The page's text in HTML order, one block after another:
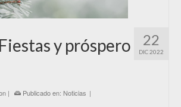
22
DIC 2022
y próspero
| Publicado en: Noticias |